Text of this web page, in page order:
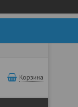
Корзина